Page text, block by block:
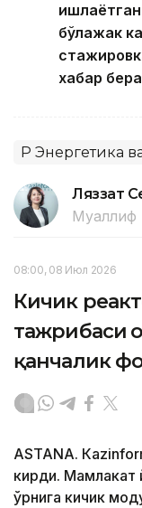
бўлажак
хабар
ҚР Энергетика
Ляззат
Муаллиф
08:00, 08 Июл 2026
Кичик
тажрибаси
қанчалик
ASTANА.
кирди. Мамлакат
ўрнига кичик